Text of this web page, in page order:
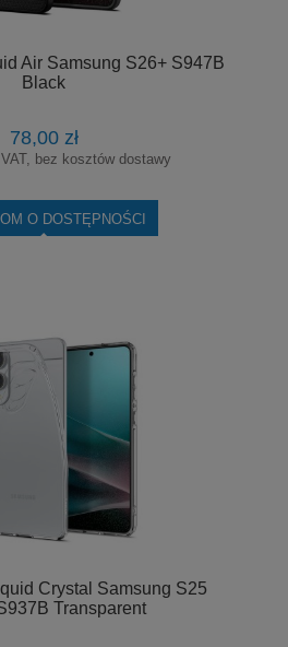
Air Samsung S26+ S947B
Black
78,00 zł
bez kosztów dostawy
O DOSTĘPNOŚCI
Crystal Samsung S25
Transparent